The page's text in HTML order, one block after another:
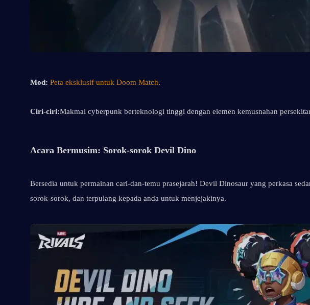
Mod: Peta eksklusif untuk Doom Match.
Ciri-ciri:Makmal cyberpunk berteknologi tinggi dengan elemen kemusnahan
Acara Bermusim: Sorok-sorok Devil Dino
Bersedia untuk permainan cari-dan-temu prasejarah! Devil Dinosaur yang perkasa
sorok-sorok, dan terpulang kepada anda untuk menjejakinya.